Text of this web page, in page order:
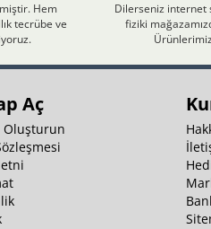
Hem
tecrübe ve
Dilerseniz internet
fiziki
Aç
Oluşturun